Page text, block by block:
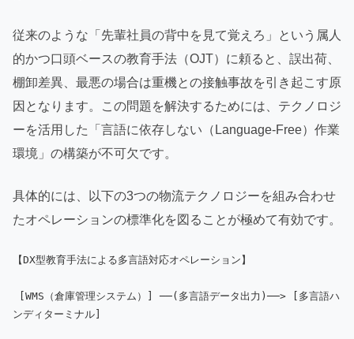
従来のような「先輩社員の背中を見て覚えろ」という属人
的かつ口頭ベースの教育手法（OJT）に頼ると、誤出荷、
棚卸差異、最悪の場合は重機との接触事故を引き起こす原
因となります。この問題を解決するためには、テクノロジ
ーを活用した「言語に依存しない（Language-Free）作業
環境」の構築が不可欠です。
具体的には、以下の3つの物流テクノロジーを組み合わせ
たオペレーションの標準化を図ることが極めて有効です。
【DX型教育手法による多言語対応オペレーション】
ンディターミナル]